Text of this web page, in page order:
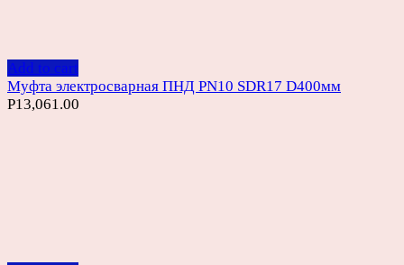
Add to cart
Муфта электросварная ПНД PN10 SDR17 D400мм
Р13,061.00